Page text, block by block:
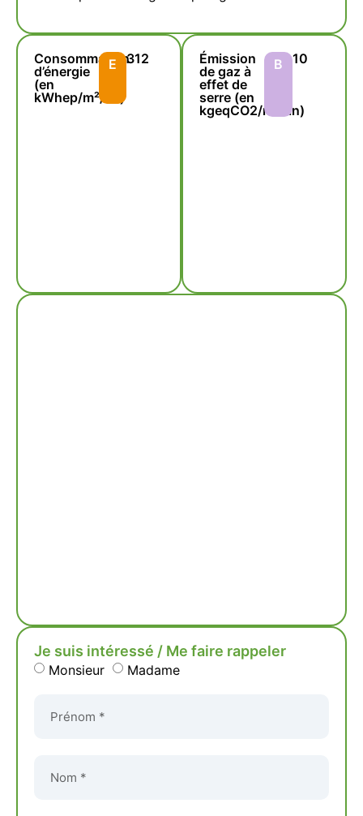
Consommation
d’énergie
(en
kWhep/m²/an)
E 312
Émission
de gaz à
effet de
serre (en
kgeqCO2/m²/an)
B 10
Je suis intéressé / Me faire rappeler
Monsieur Madame